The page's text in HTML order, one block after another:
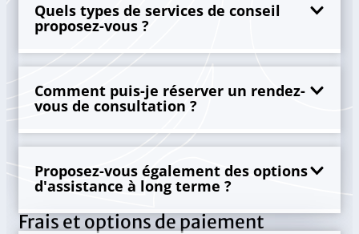
Quels types de services de conseil
proposez-vous ?
Comment puis-je réserver un rendez-
vous de consultation ?
Proposez-vous également des options
d'assistance à long terme ?
Frais et options de paiement